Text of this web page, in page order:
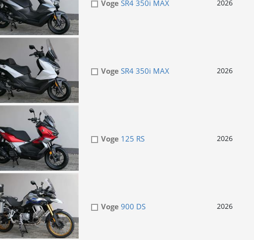
VogeSR4 350i MAX 2026
VogeSR4 350i MAX 2026
Voge125 RS 2026
Voge900 DS 2026